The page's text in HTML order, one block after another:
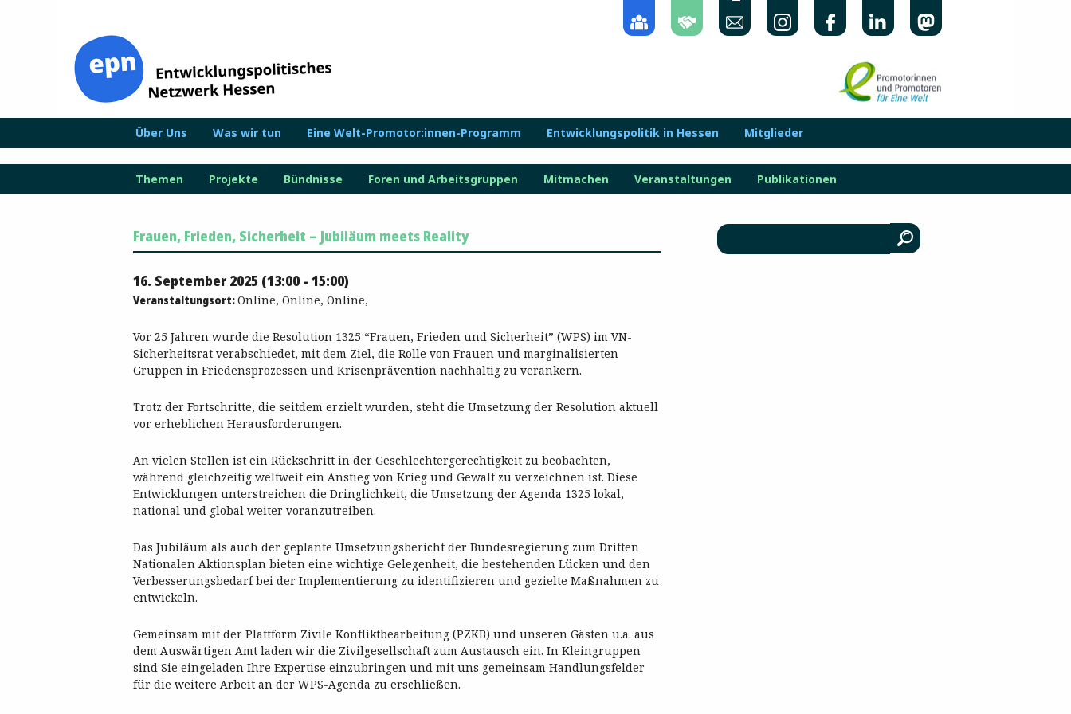
Über Uns Was wir tun Eine Welt-Promotor:innen-Programm Entwicklungspolitik in Hessen Mitglieder
Themen Projekte Bündnisse Foren und Arbeitsgruppen Mitmachen Veranstaltungen Publikationen
Frauen, Frieden, Sicherheit – Jubiläum meets Reality
16. September 2025 (13:00 - 15:00)
Veranstaltungsort:Online, Online, Online,
Vor 25 Jahren wurde die Resolution 1325 “Frauen, Frieden und Sicherheit” (WPS) im VN-
Sicherheitsrat verabschiedet, mit dem Ziel, die Rolle von Frauen und marginalisierten
Gruppen in Friedensprozessen und Krisenprävention nachhaltig zu verankern.
Trotz der Fortschritte, die seitdem erzielt wurden, steht die Umsetzung der Resolution aktuell
vor erheblichen Herausforderungen.
An vielen Stellen ist ein Rückschritt in der Geschlechtergerechtigkeit zu beobachten,
während gleichzeitig weltweit ein Anstieg von Krieg und Gewalt zu verzeichnen ist. Diese
Entwicklungen unterstreichen die Dringlichkeit, die Umsetzung der Agenda 1325 lokal,
national und global weiter voranzutreiben.
Das Jubiläum als auch der geplante Umsetzungsbericht der Bundesregierung zum Dritten
Nationalen Aktionsplan bieten eine wichtige Gelegenheit, die bestehenden Lücken und den
Verbesserungsbedarf bei der Implementierung zu identifizieren und gezielte Maßnahmen zu
entwickeln.
Gemeinsam mit der Plattform Zivile Konfliktbearbeitung (PZKB) und unseren Gästen u.a. aus
dem Auswärtigen Amt laden wir die Zivilgesellschaft zum Austausch ein. In Kleingruppen
sind Sie eingeladen Ihre Expertise einzubringen und mit uns gemeinsam Handlungsfelder
für die weitere Arbeit an der WPS-Agenda zu erschließen.